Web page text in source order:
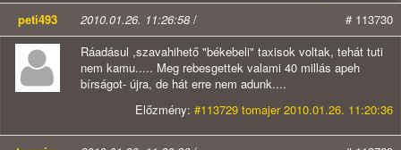
peti493
2010.01.26. 11:26:58 /
# 113730
Ráadásul ,szavahihető "békebeli" taxisok voltak, tehát tuti
nem kamu..... Meg rebesgettek valami 40 millás apeh
bírságot- újra, de hát erre nem adunk....
Előzmény: #113729 tomajer 2010.01.26. 11:20:36